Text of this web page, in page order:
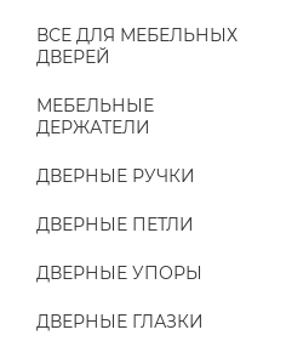
ВСЕ ДЛЯ МЕБЕЛЬНЫХ
ДВЕРЕЙ
МЕБЕЛЬНЫЕ
ДЕРЖАТЕЛИ
ДВЕРНЫЕ РУЧКИ
ДВЕРНЫЕ ПЕТЛИ
ДВЕРНЫЕ УПОРЫ
ДВЕРНЫЕ ГЛАЗКИ